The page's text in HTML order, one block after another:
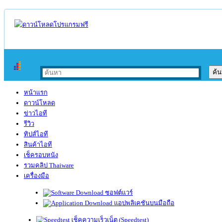
หน้าแรก
ดาวน์โหลด
ข่าวไอที
รีวิว
ทิปส์ไอที
สินค้าไอที
เช็ครอบหนัง
รวมคลิป Thaiware
เครื่องมือ
ซอฟต์แวร์
แอปพลิเคชันบนมือถือ
เช็คความเร็วเน็ต (Speedtest)